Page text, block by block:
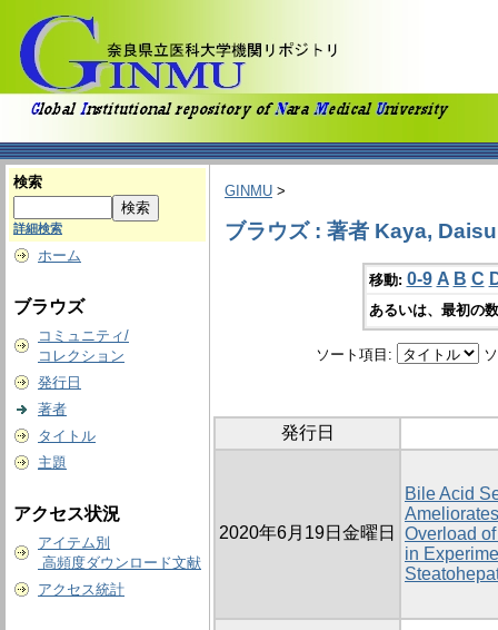
検索
詳細検索
ホーム
ブラウズ
コミュニティ/
コレクション
発行日
著者
タイトル
主題
アクセス状況
アイテム別
高頻度ダウンロード文献
アクセス統計
GINMU >
ブラウズ : 著者 Kaya,
移動: 0-9 A B C
あるいは、最初の
ソート項目:
発行日
2020年6月19日金曜日
Bile Acid
Overload
in